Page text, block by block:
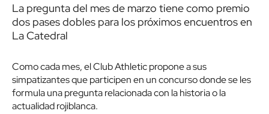
La pregunta del mes de marzo tiene como premio
dos pases dobles para los próximos encuentros en
La Catedral
Como cada mes, el Club Athletic propone a sus
simpatizantes que participen en un concurso donde se les
formula una pregunta relacionada con la historia o la
actualidad rojiblanca.